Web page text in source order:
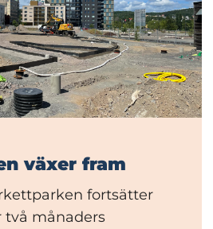
växer fram
fortsätter
två månaders